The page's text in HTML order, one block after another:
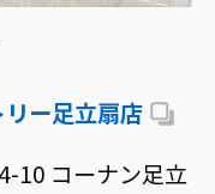
リー足立扇店
10 コーナン足立